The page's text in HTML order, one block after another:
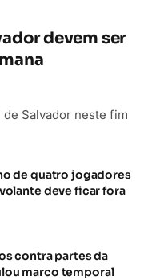
devem ser
Salvador neste fim
de quatro jogadores
deve ficar fora
contra partes da
marco temporal